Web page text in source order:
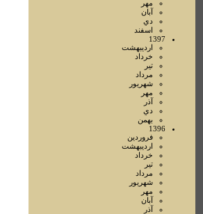
مهر
آبان
دي
اسفند
1397
ارديبهشت
خرداد
تير
مرداد
شهريور
مهر
آذر
دي
بهمن
1396
فروردين
ارديبهشت
خرداد
تير
مرداد
شهريور
مهر
آبان
آذر